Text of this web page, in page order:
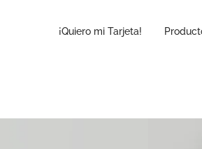
¡Quiero mi Tarjeta!